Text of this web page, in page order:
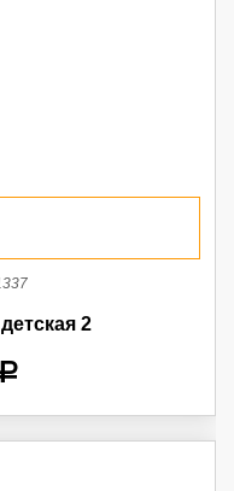
2
a